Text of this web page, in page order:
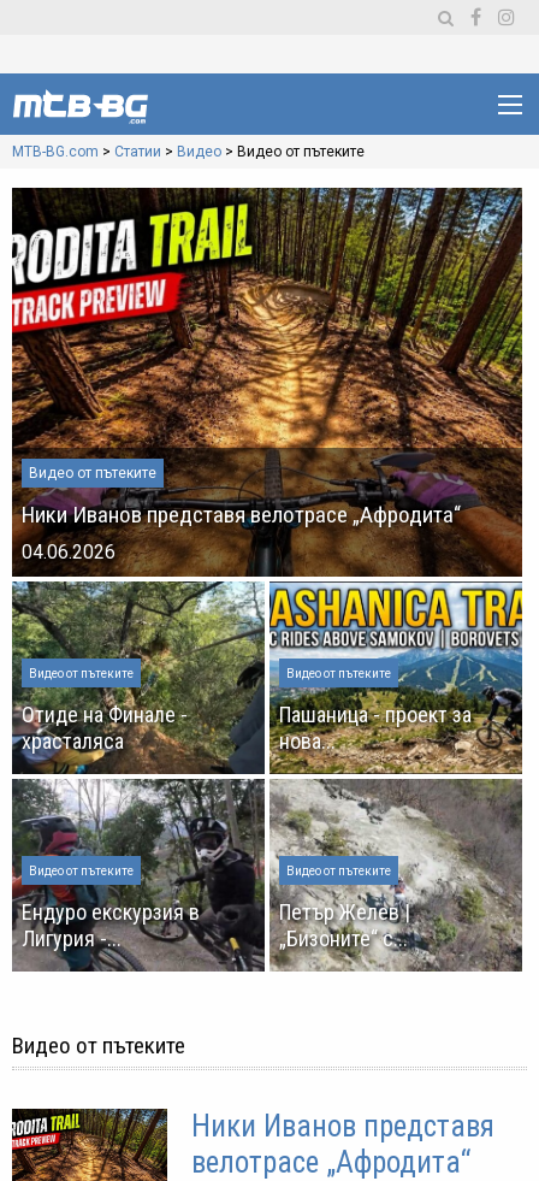
MTB-BG.com > Статии > Видео > Видео от пътеките
Видео от пътеките
Ники Иванов представя велотрасе „Афродита“
04.06.2026
Видео от пътеките
Отиде на Финале -
храсталяса
Видео от пътеките
Пашаница - проект за
нова...
Видео от пътеките
Ендуро екскурзия в
Лигурия -...
Видео от пътеките
Петър Желев |
„Бизоните“ с...
Видео от пътеките
Ники Иванов представя
велотрасе „Афродита“